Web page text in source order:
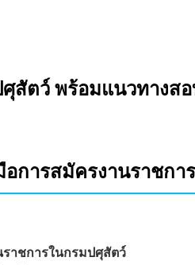
สัตว์ พร้อมแนวทางส
การสมัครงานราชกา
ราชการในกรมปศุสัตว์